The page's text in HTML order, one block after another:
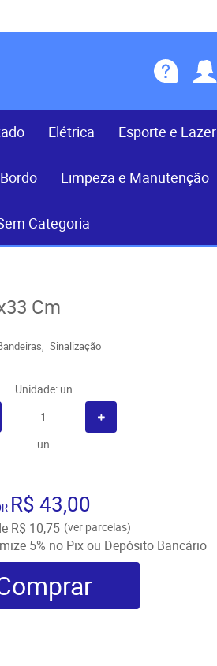
Elétrica Esporte e Lazer
Limpeza e Manutenção
Categoria
Cm
Sinalização
Unidade: un
un
R$ 43,00
R$ 10,75 (ver parcelas)
5% no Pix ou Depósito Bancário